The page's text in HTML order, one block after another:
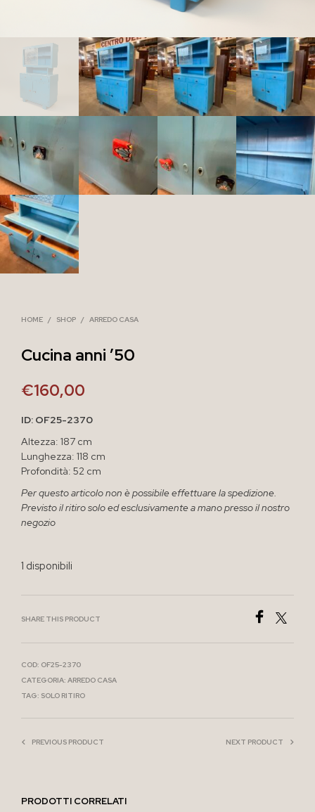
HOME / SHOP / ARREDO CASA
Cucina anni ’50
€160,00
ID: OF25-2370
Altezza: 187 cm
Lunghezza: 118 cm
Profondità: 52 cm
Per questo articolo non è possibile effettuare la spedizione.
Previsto il ritiro solo ed esclusivamente a mano presso il nostro
negozio
1 disponibili
SHARE THIS PRODUCT
COD: OF25-2370
CATEGORIA: ARREDO CASA
TAG: SOLO RITIRO
PREVIOUS PRODUCT NEXT PRODUCT
PRODOTTI CORRELATI